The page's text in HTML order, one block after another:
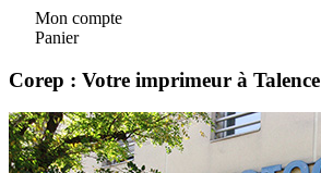
Mon compte
Panier
Corep : Votre imprimeur à Talence